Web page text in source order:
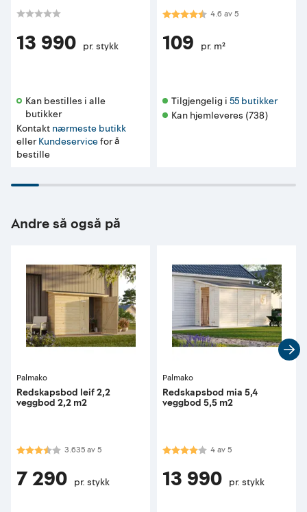
13 990 pr. stykk
Kan bestilles i alle
butikker
Kontakt nærmeste butikk
ellerKundeservicefor å
bestille
Karakter:4.6 av 5 mulige
4.6 av5
109 pr. m²
Tilgjengelig i 55 butikker
Kan hjemleveres (738)
Andre så også på
Palmako
Redskapsbod leif 2,2
veggbod 2,2 m2
Karakter:3.6 av 5 mulige
3.635av5
7 290 pr. stykk
Palmako
Redskapsbod mia 5,4
veggbod 5,5 m2
Karakter:4.0 av 5 mulige
4av5
13 990 pr. stykk